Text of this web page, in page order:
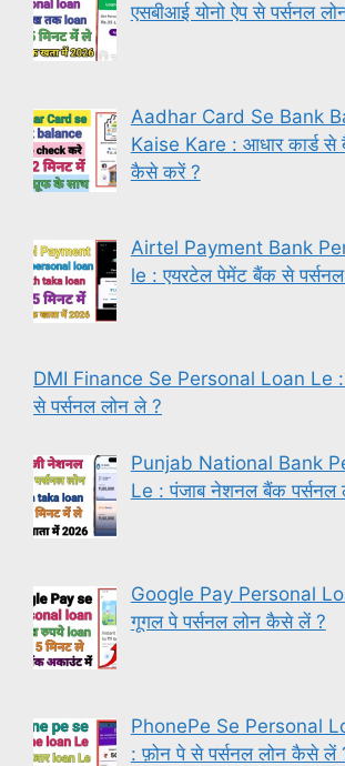
एसबीआई योनो ऐप से पर्सनल
Aadhar Card Se Bank
Kaise Kare : आधार कार्ड
कैसे करें ?
Airtel Payment Bank
le : एयरटेल पेमेंट बैंक से
DMI Finance Se Personal Loan Le :
से पर्सनल लोन ले ?
Punjab National Bank
Le : पंजाब नेशनल बैंक
Google Pay Personal
गूगल पे पर्सनल लोन कैसे लें ?
PhonePe Se Personal
: फ़ोन पे से पर्सनल लोन कैसे लें